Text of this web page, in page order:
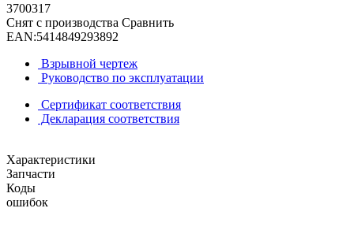
3700317
Снят с производства Сравнить
EAN:5414849293892
Взрывной чертеж
Руководство по эксплуатации
Сертификат соответствия
Декларация соответствия
Характеристики
Запчасти
Коды
ошибок